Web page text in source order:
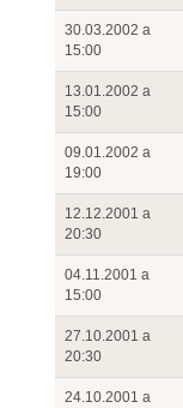
30.03.2002 a
15:00
13.01.2002 a
15:00
09.01.2002 a
19:00
12.12.2001 a
20:30
04.11.2001 a
15:00
27.10.2001 a
20:30
24.10.2001 a